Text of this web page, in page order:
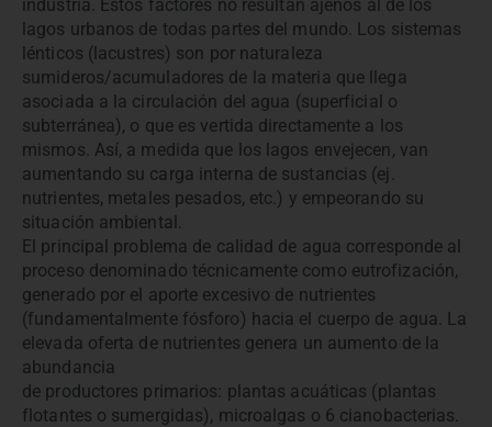
industria. Estos factores no resultan ajenos al de los
lagos urbanos de todas partes del mundo. Los sistemas
lénticos (lacustres) son por naturaleza
sumideros/acumuladores de la materia que llega
asociada a la circulación del agua (superficial o
subterránea), o que es vertida directamente a los
mismos. Así, a medida que los lagos envejecen, van
aumentando su carga interna de sustancias (ej.
nutrientes, metales pesados, etc.) y empeorando su
situación ambiental.
El principal problema de calidad de agua corresponde al
proceso denominado técnicamente como eutrofización,
generado por el aporte excesivo de nutrientes
(fundamentalmente fósforo) hacia el cuerpo de agua. La
elevada oferta de nutrientes genera un aumento de la
abundancia
de productores primarios: plantas acuáticas (plantas
flotantes o sumergidas), microalgas o 6 cianobacterias.